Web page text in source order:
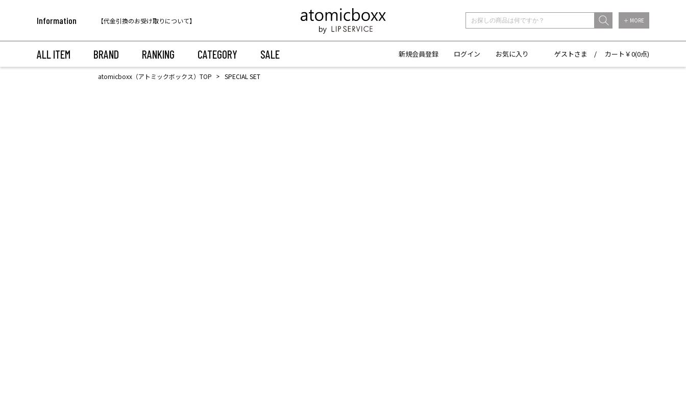
Information
【代金引換のお受け取りについて】
【重要】予約商品のお支払い方法（代金引換）変更に関するお知らせ
＋ MORE
ALL ITEM BRAND RANKING CATEGORY SALE 新規会員登録 ログイン お気に入り ゲストさま / カート￥0(0点)
atomicboxx（アトミックボックス）TOP SPECIAL SET